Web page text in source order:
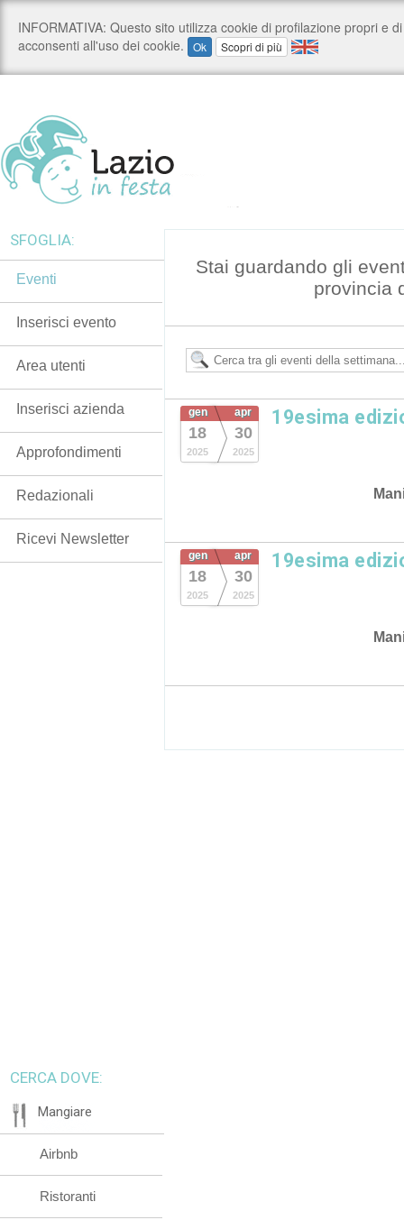
Stai guardando gli
provincia
gen
18
2025
apr
30
2025
19esima
gen
18
2025
apr
30
2025
19esima
SFOGLIA:
Eventi
Inserisci evento
Area utenti
Inserisci azienda
Approfondimenti
Redazionali
Ricevi Newsletter
CERCA DOVE:
Mangiare
Airbnb
Ristoranti